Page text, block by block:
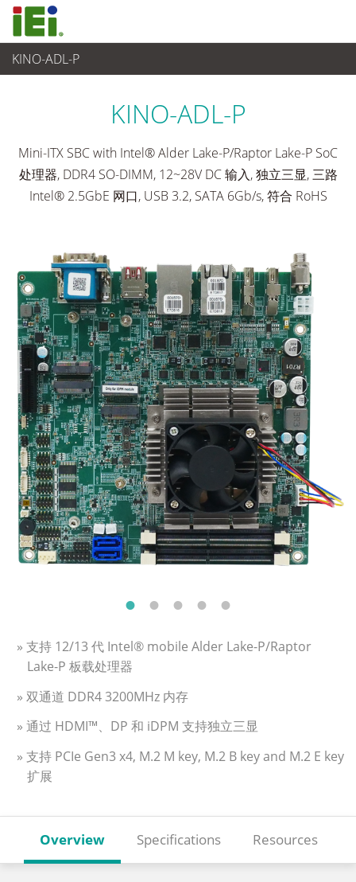
KINO-ADL-P
工业主板 > 单板
KINO-ADL-P
Mini-ITX SBC with Intel® Alder Lake-P/Raptor Lake-P SoC
处理器, DDR4 SO-DIMM, 12~28V DC 输入, 独立三显, 三路
Intel® 2.5GbE 网口, USB 3.2, SATA 6Gb/s, 符合 RoHS
» 支持 12/13 代 Intel® mobile Alder Lake-P/Raptor
Lake-P 板载处理器
» 双通道 DDR4 3200MHz 内存
» 通过 HDMI™、DP 和 iDPM 支持独立三显
» 支持 PCIe Gen3 x4, M.2 M key, M.2 B key and M.2 E key
扩展
Overview Specifications Resources